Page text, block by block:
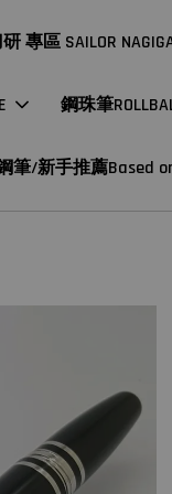
專區 SAILOR
鋼珠筆
筆/新手推薦Based